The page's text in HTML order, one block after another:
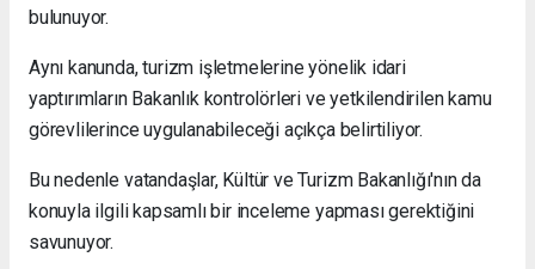
bulunuyor.
Aynı kanunda, turizm işletmelerine yönelik idari
yaptırımların Bakanlık kontrolörleri ve yetkilendirilen kamu
görevlilerince uygulanabileceği açıkça belirtiliyor.
Bu nedenle vatandaşlar, Kültür ve Turizm Bakanlığı'nın da
konuyla ilgili kapsamlı bir inceleme yapması gerektiğini
savunuyor.